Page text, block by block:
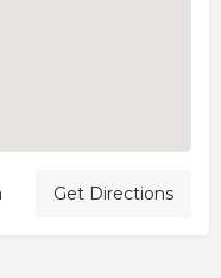
Get Directions